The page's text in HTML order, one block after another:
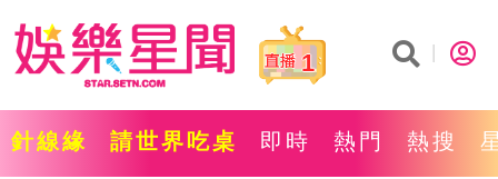
1
針線緣 請世界吃桌 即時 熱門 熱搜